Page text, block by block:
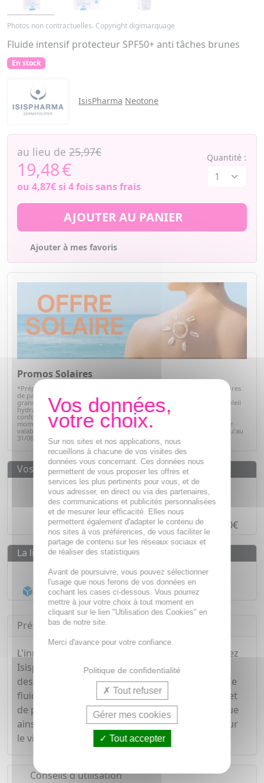
Photos non contractuelles. Copyright digimarquage
Fluide intensif protecteur SPF50+ anti tâches brunes
En stock
IsisPharma Neotone
au lieu de 25,97€
19,48€
ou 4,87€si 4 fois sans frais
Quantité :
AJOUTER AU PANIER
Ajouter à mes favoris
Promos Solaires
*Préparez votre peau pour l'été avec notre sélection de produits solaires
de parapharmacie. Profitez d'offres exceptionnelles sur des soins de
grandes marques : protections solaires pour toute la famille, après-soleil
hydratants et soins adaptés à chaque type de peau. Alliez efficacité,
confort et sécurité tout en bénéficiant de prix avantageux. C'est le
moment idéal pour faire le plein de vos indispensables solaires ! Offre
valable sur articles signalés, dans la limite des stocks disponibles jusqu'au
31/08/2026.Voir la sélection
Vos avantages
Des prixIMBATTABLES
Paiement en ligneSÉCURISÉ
Paiement en4 fois sans fraisà partir de 30€
La livraison
Livraison gratuite dès 55€
Acheminement Chronopost en 24h*
Présentation
L'innovation "Depi-act" du fluide Neotone de chez
Isispharma aide a réduire visiblement l'intensité
des tâches brunes et favorise leur élimination. Ce
fluide possède une protection SPF50+ qui permet
de protéger la peau des effets de la lumière bleue
ainsi que de la pollution. S'applique aussi bien sur
le visage, décolleté et mains.
Conseils d'utilisation
Sur nos sites et nos applications, nous
recueillons à chacune de vos visites des
données vous concernant. Ces données nous
permettent de vous proposer les offres et
services les plus pertinents pour vous, et de
vous adresser, en direct ou via des partenaires,
des communications et publicités personnalisées
et de mesurer leur efficacité. Elles nous
permettent également d'adapter le contenu de
nos sites à vos préférences, de vous faciliter le
partage de contenu sur les réseaux sociaux et
de réaliser des statistiques
Avant de poursuivre, vous pouvez sélectionner
l'usage que nous ferons de vos données en
cochant les cases ci-dessous. Vous pourrez
mettre à jour votre choix à tout moment en
cliquant sur le lien "Utilisation des Cookies" en
bas de notre site.
Merci d'avance pour votre confiance.
Politique de confidentialité
Tout refuser
Gérer mes cookies
Tout accepter